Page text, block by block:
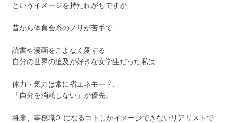
というイメージを持たれがちですが
昔から体育会系のノリが苦手で
読書や漫画をこよなく愛する
自分の世界の追及が好きな女学生だった私は
体力・気力は常に省エネモード、
「自分を消耗しない」が優先。
将来、事務職OLになるコトしかイメージできないリアリストで